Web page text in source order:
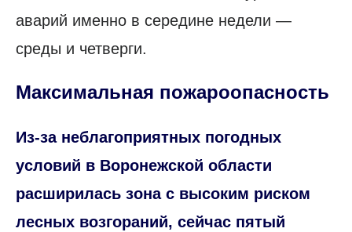
аварий именно в середине недели —
среды и четверги.
Максимальная пожароопасность
Из-за неблагоприятных погодных
условий в Воронежской области
расширилась зона с высоким риском
лесных возгораний, сейчас пятый